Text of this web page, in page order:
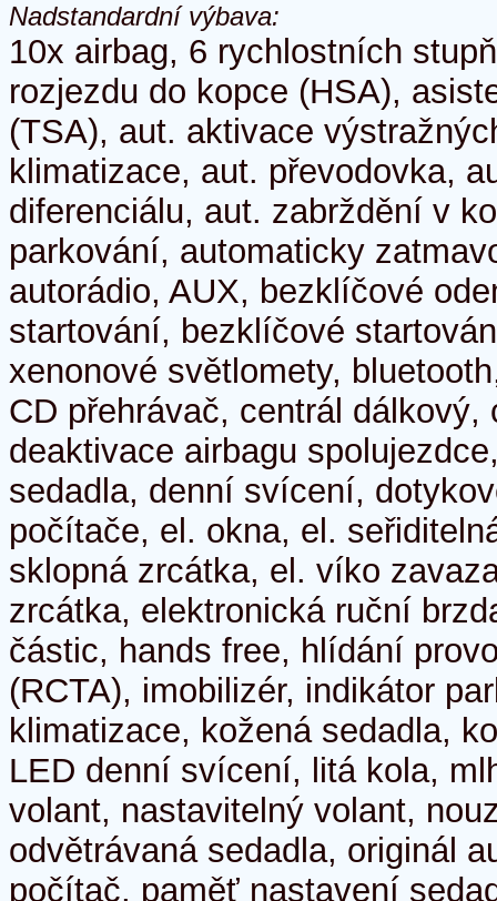
Nadstandardní výbava:
10x airbag, 6 rychlostních
rozjezdu do kopce (HSA),
(TSA), aut. aktivace
klimatizace, aut. převodovka,
diferenciálu, aut. zabrždění v
parkování, automaticky
autorádio, AUX, bezklíčové
startování, bezklíčové
xenonové světlomety,
CD přehrávač, centrál
deaktivace airbagu
sedadla, denní svícení,
počítače, el. okna, el.
sklopná zrcátka, el. víko
zrcátka, elektronická ruční
částic, hands free, hlídání
(RCTA), imobilizér, indikátor
klimatizace, kožená sedadla,
LED denní svícení, litá kola,
volant, nastavitelný volant,
odvětrávaná sedadla, originál
počítač, paměť nastavení